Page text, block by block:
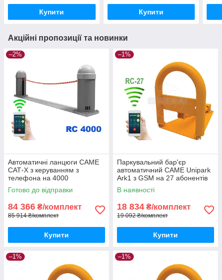
Купити Купити
Акційні пропозиції та новинки
–2%
Автоматичні ланцюги CAME
САТ-X з керуванням з
телефона на 4000
користувачів
Готово до відправки
84 366 ₴/комплект
85 914 ₴/комплект
Купити
–1%
Паркувальний бар'єр
автоматичний CAME Unipark
Ark1 з GSM на 27 абонентів
В наявності
18 834 ₴/комплект
19 092 ₴/комплект
Купити
–1% –1%